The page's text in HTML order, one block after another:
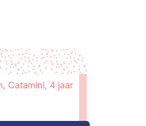
Catamini, 4 jaar